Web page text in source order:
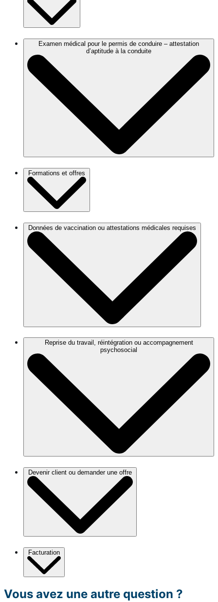
Examen médical pour le permis de conduire – attestation
d’aptitude à la conduite
Formations et offres
Données de vaccination ou attestations médicales requises
Reprise du travail, réintégration ou accompagnement
psychosocial
Devenir client ou demander une offre
Facturation
Vous avez une autre question ?